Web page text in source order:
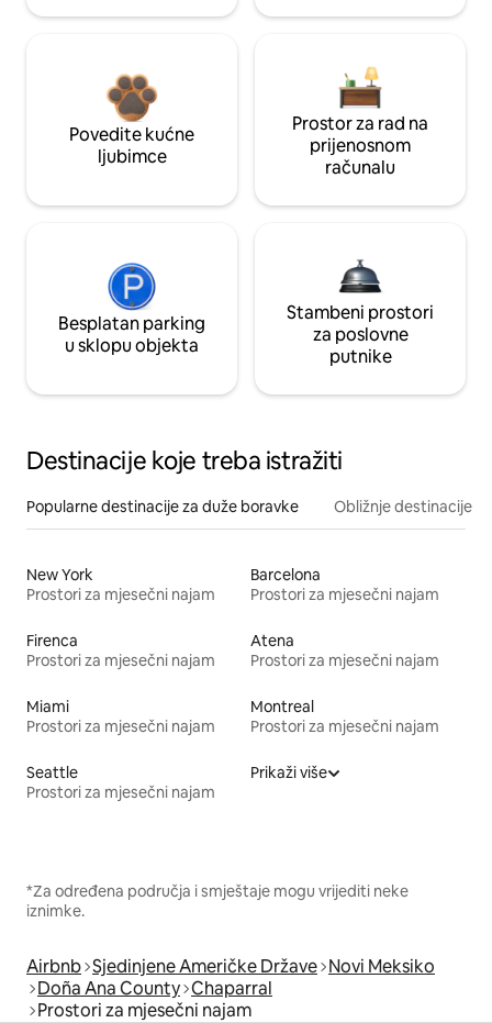
Povedite kućne
ljubimce
Prostor za rad na
prijenosnom
računalu
Besplatan parking
u sklopu objekta
Stambeni prostori
za poslovne
putnike
Destinacije koje treba istražiti
Popularne destinacije za duže boravke Obližnje destinacije
New York
Prostori za mjesečni najam
Barcelona
Prostori za mjesečni najam
Firenca
Prostori za mjesečni najam
Atena
Prostori za mjesečni najam
Miami
Prostori za mjesečni najam
Montreal
Prostori za mjesečni najam
Seattle
Prostori za mjesečni najam
Prikaži više
*Za određena područja i smještaje mogu vrijediti neke
iznimke.
Airbnb Sjedinjene Američke Države Novi Meksiko
Doña Ana County Chaparral
Prostori za mjesečni najam